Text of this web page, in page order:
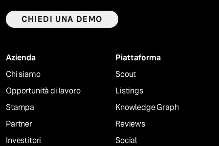
CHIEDI UNA DEMO
Azienda
Chi siamo
Opportunità di lavoro
Stampa
Partner
Investitori
Piattaforma
Scout
Listings
Knowledge Graph
Reviews
Social